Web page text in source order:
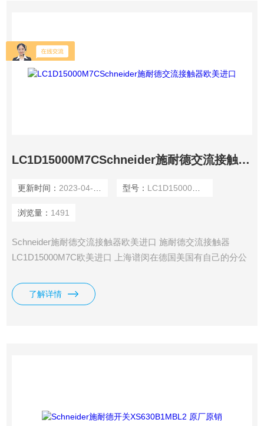
LC1D15000M7CSchneider施耐德交流接触器欧美进口
更新时间： 2023-04-14 型号： LC1D15000M7C
浏览量： 1491
Schneider施耐德交流接触器欧美进口 施耐德交流接触器
LC1D15000M7C欧美进口 上海谱闵在德国美国有自己的分公
好，货期短。 德国美国有公司，更多品牌型号欢迎订购！ 1.
总部位于德国,享受德国本国企业的价格折扣，价格在市场上
了解详情